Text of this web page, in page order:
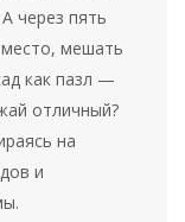
через пять
мешать
как пазл —
отличный?
на
и